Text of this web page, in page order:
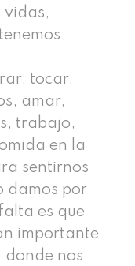
vidas,
tocar,
amar,
trabajo,
en la
sentirnos
damos por
es que
importante
donde nos